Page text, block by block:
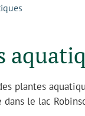
plantes
le lac